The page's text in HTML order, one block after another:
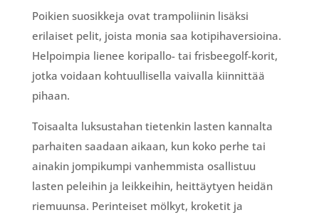
Poikien suosikkeja ovat trampoliinin lisäksi
erilaiset pelit, joista monia saa kotipihaversioina.
Helpoimpia lienee koripallo- tai frisbeegolf-korit,
jotka voidaan kohtuullisella vaivalla kiinnittää
pihaan.
Toisaalta luksustahan tietenkin lasten kannalta
parhaiten saadaan aikaan, kun koko perhe tai
ainakin jompikumpi vanhemmista osallistuu
lasten peleihin ja leikkeihin, heittäytyen heidän
riemuunsa. Perinteiset mölkyt, kroketit ja